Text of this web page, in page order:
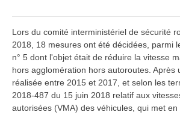
Lors du comité interministériel de sécurité
2018, 18 mesures ont été décidées, parmi
n° 5 dont l'objet était de réduire la vitesse
hors agglomération hors autoroutes. Après
réalisée entre 2015 et 2017, et selon les
2018-487 du 15 juin 2018 relatif aux
autorisées (VMA) des véhicules, qui met